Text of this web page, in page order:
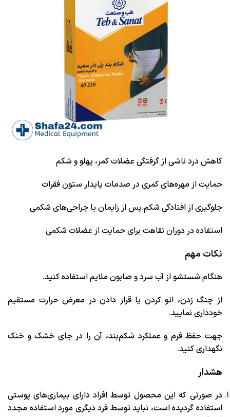
کاهش درد ناشی از گرفتگی عضلات کمر، پهلو و شکم
حمایت از مهره‌های کمری در صدمات پایدار ستون فقرات
جلوگیری از افتادگی شکم پس از زایمان یا جراحی‌های شکمی
استفاده در دوران نقاهت برای حمایت از عضلات شکمی
نکات مهم
هنگام شستشو از آب سرد و صابون ملایم استفاده کنید.
از چنگ زدن، اتو کردن یا قرار دادن در معرض حرارت مستقیم
خودداری نمایید.
جهت حفظ فرم و عملکرد شکم‌بند، آن را در جای خشک و خنک
نگهداری کنید.
هشدار
در صورتی که این محصول توسط افراد دارای بیماری‌های پوستی
استفاده گردیده است، نباید توسط فرد دیگری مورد استفاده مجدد